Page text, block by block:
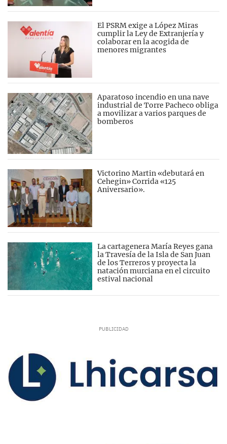
El PSRM exige a López Miras
cumplir la Ley de Extranjería y
colaborar en la acogida de
menores migrantes
Aparatoso incendio en una nave
industrial de Torre Pacheco obliga
a movilizar a varios parques de
bomberos
Victorino Martin «debutará en
Cehegin» Corrida «125
Aniversario».
La cartagenera María Reyes gana
la Travesía de la Isla de San Juan
de los Terreros y proyecta la
natación murciana en el circuito
estival nacional